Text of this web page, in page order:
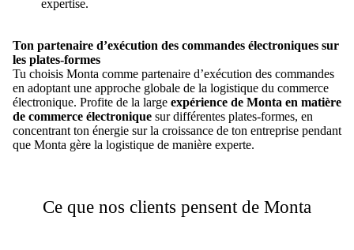
expertise.
Ton partenaire d’exécution des commandes électroniques sur
les plates-formes
Tu choisis Monta comme partenaire d’exécution des commandes
en adoptant une approche globale de la logistique du commerce
électronique. Profite de la large expérience de Monta en matière
de commerce électronique sur différentes plates-formes, en
concentrant ton énergie sur la croissance de ton entreprise pendant
que Monta gère la logistique de manière experte.
Ce que nos clients pensent de Monta